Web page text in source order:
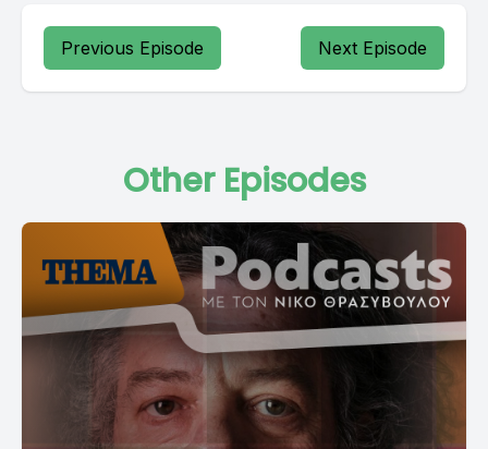
Previous Episode Next Episode
Other Episodes